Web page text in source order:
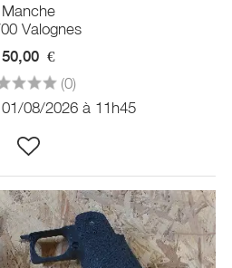
Manche
Valognes
50,00 €
(0)
08/2026 à 11h45